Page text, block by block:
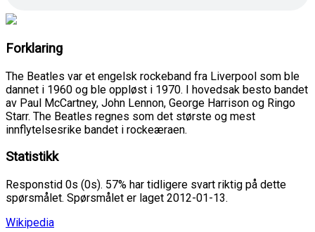
Forklaring
The Beatles var et engelsk rockeband fra Liverpool som ble
dannet i 1960 og ble oppløst i 1970. I hovedsak besto bandet
av Paul McCartney, John Lennon, George Harrison og Ringo
Starr. The Beatles regnes som det største og mest
innflytelsesrike bandet i rockeæraen.
Statistikk
Responstid 0s (0s). 57% har tidligere svart riktig på dette
spørsmålet. Spørsmålet er laget 2012-01-13.
Wikipedia